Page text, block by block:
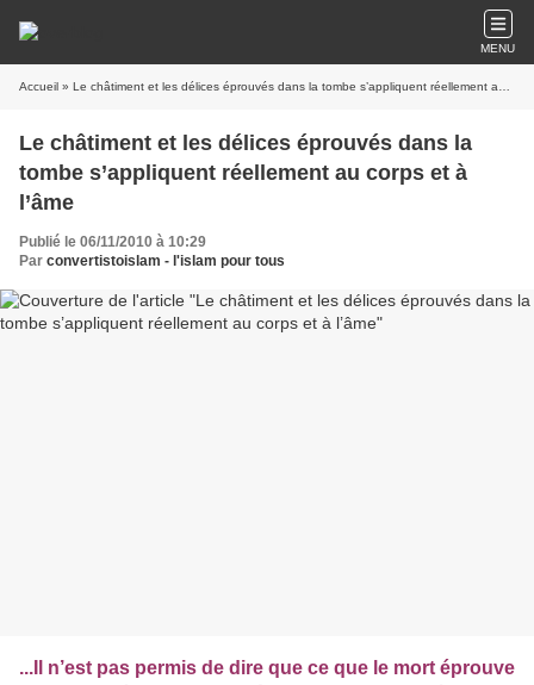
MENU
Accueil » Le châtiment et les délices éprouvés dans la tombe s’appliquent réellement au corps et à l’âme
Le châtiment et les délices éprouvés dans la
tombe s’appliquent réellement au corps et à
l’âme
Publié le 06/11/2010 à 10:29
Par convertistoislam - l'islam pour tous
...Il n’est pas permis de dire que ce que le mort éprouve